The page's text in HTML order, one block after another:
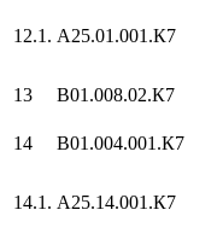
12.1. A25.01.001.К7
13
В01.008.02.К7
14
B01.004.001.К7
14.1. A25.14.001.К7